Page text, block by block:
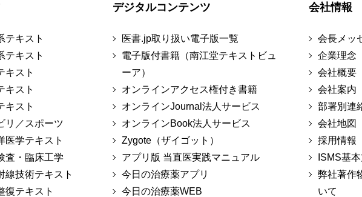
テキスト
テキスト
キスト
キスト
キスト
リ／スポーツ
医学テキスト
査・臨床工学
線技術テキスト
復テキスト
デジタルコンテンツ
医書.jp取り扱い電子版一覧
電子版付書籍（南江堂テキストビュ
ーア）
オンラインアクセス権付き書籍
オンラインJournal法人サービス
オンラインBook法人サービス
Zygote（ザイゴット）
アプリ版 当直医実践マニュアル
今日の治療薬アプリ
今日の治療薬WEB
会社情報
会長メッ
企業理念
会社概要
会社案内
部署別連
会社地図
採用情報
ISMS基
弊社著作
いて